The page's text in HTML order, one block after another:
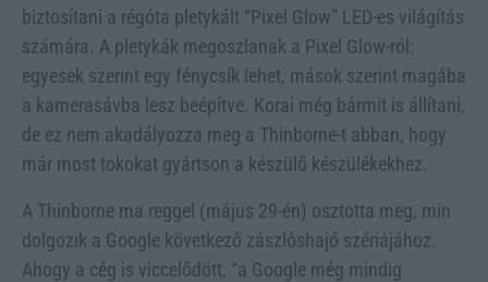
biztosítani a régóta pletykált “Pixel Glow” LED-es világítás
számára. A pletykák megoszlanak a Pixel Glow-ról:
egyesek szerint egy fénycsík lehet, mások szerint magába
a kamerasávba lesz beépítve. Korai még bármit is állítani,
de ez nem akadályozza meg a Thinborne-t abban, hogy
már most tokokat gyártson a készülő készülékekhez.
A Thinborne ma reggel (május 29-én) osztotta meg, min
dolgozik a Google következő zászlóshajó szériájához.
Ahogy a cég is viccelődött, “a Google még mindig